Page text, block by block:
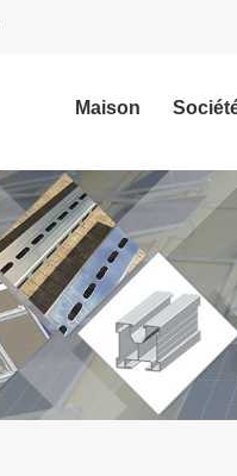
Maison